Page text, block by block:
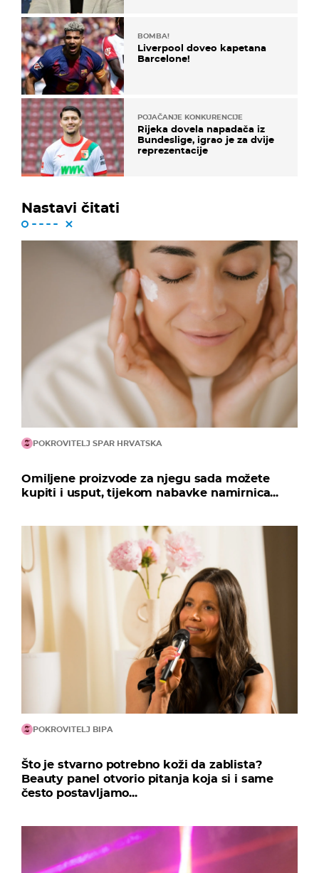
BOMBA!
Liverpool doveo kapetana
Barcelone!
POJAČANJE KONKURENCIJE
Rijeka dovela napadača iz
Bundeslige, igrao je za dvije
reprezentacije
Nastavi čitati
POKROVITELJ SPAR HRVATSKA
Omiljene proizvode za njegu sada možete
kupiti i usput, tijekom nabavke namirnica...
POKROVITELJ BIPA
Što je stvarno potrebno koži da zablista?
Beauty panel otvorio pitanja koja si i same
često postavljamo...